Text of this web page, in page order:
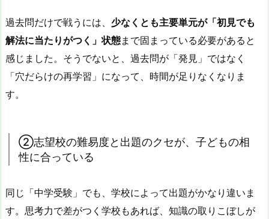
過去問だけで戦うには、 少なくとも主要単元が「初見でも
解法に当たりがつく」状態まで固まっている必要があると
感じました。そうでないと、過去問が「発見」ではなく
「穴だらけの再学習」になって、時間が足りなくなりま
す。
②志望校の難易度と出題のクセが、子どもの相
性に合っている
同じ「中学受験」でも、学校によって出題がかなり違いま
す。思考力で差がつく学校もあれば、知識の取りこぼしが